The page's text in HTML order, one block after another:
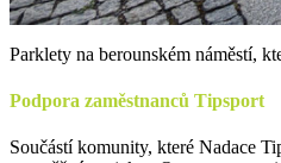
Parklety na berounském náměstí,
Podpora zaměstnanců Tipsport
Součástí komunity, které Nadace